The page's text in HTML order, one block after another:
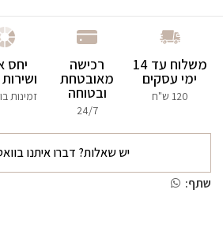
משלוח עד 14
ימי עסקים
120 ש"ח
רכישה
מאובטחת
ובטוחה
24/7
יחס
זמינות
יש שאלות? דברו איתנו
שתף: